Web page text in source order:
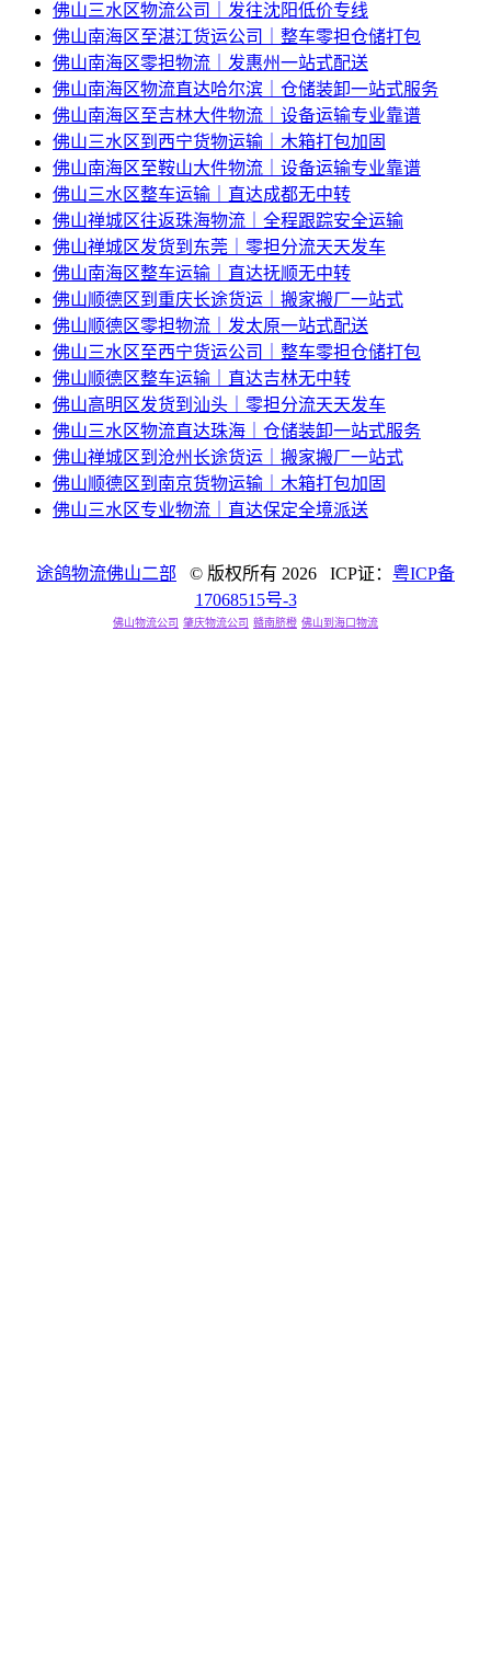
佛山三水区物流公司｜发往沈阳低价专线
佛山南海区至湛江货运公司｜整车零担仓储打包
佛山南海区零担物流｜发惠州一站式配送
佛山南海区物流直达哈尔滨｜仓储装卸一站式服务
佛山南海区至吉林大件物流｜设备运输专业靠谱
佛山三水区到西宁货物运输｜木箱打包加固
佛山南海区至鞍山大件物流｜设备运输专业靠谱
佛山三水区整车运输｜直达成都无中转
佛山禅城区往返珠海物流｜全程跟踪安全运输
佛山禅城区发货到东莞｜零担分流天天发车
佛山南海区整车运输｜直达抚顺无中转
佛山顺德区到重庆长途货运｜搬家搬厂一站式
佛山顺德区零担物流｜发太原一站式配送
佛山三水区至西宁货运公司｜整车零担仓储打包
佛山顺德区整车运输｜直达吉林无中转
佛山高明区发货到汕头｜零担分流天天发车
佛山三水区物流直达珠海｜仓储装卸一站式服务
佛山禅城区到沧州长途货运｜搬家搬厂一站式
佛山顺德区到南京货物运输｜木箱打包加固
佛山三水区专业物流｜直达保定全境派送
途鸽物流佛山二部 © 版权所有 2026 ICP证： 粤ICP备
17068515号-3
佛山物流公司 肇庆物流公司 赣南脐橙 佛山到海口物流